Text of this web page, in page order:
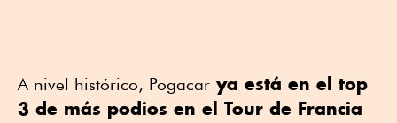
A nivel histórico, Pogacar ya está en el top
3 de más podios en el Tour de Francia